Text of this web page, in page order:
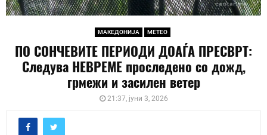
МАКЕДОНИЈА МЕТЕО
ПО СОНЧЕВИТЕ ПЕРИОДИ ДОАЃА ПРЕСВРТ:
Следува НЕВРЕМЕ проследено со дожд,
грмежи и засилен ветер
21:37, јуни 3, 2026